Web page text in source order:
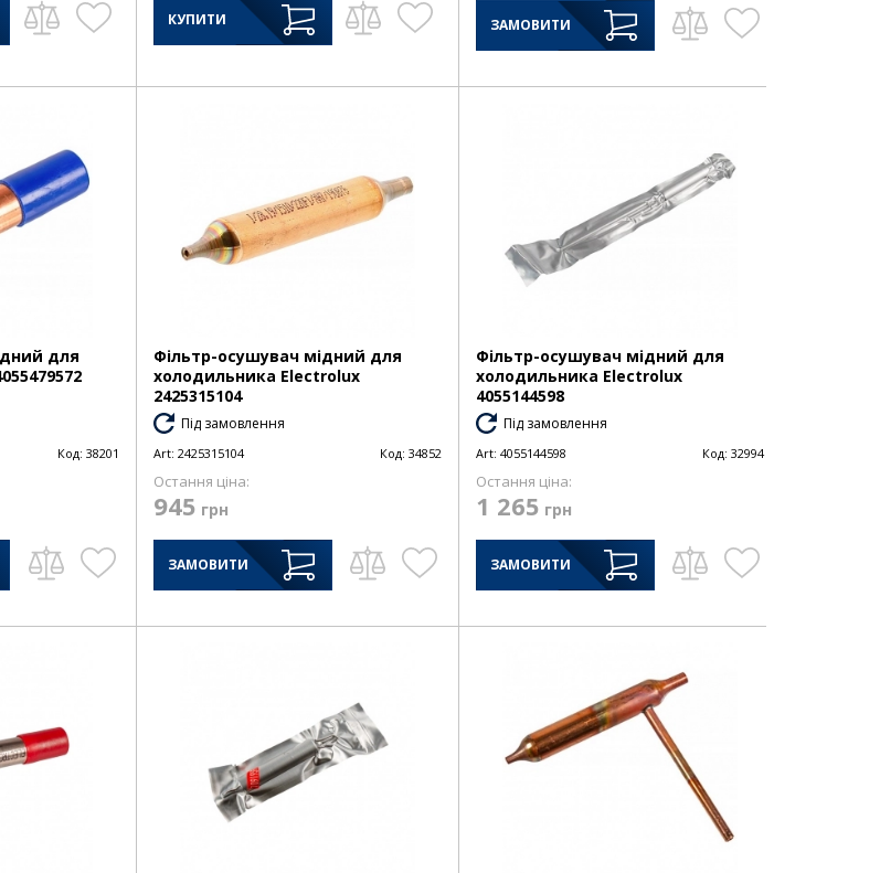
КУПИТИ ЗАМОВИТИ
для
Код: 38201
Фільтр-осушувач мідний для
холодильника Electrolux
2425315104
Під замовлення
Art: 2425315104 Код: 34852
Остання ціна:
945 грн
ЗАМОВИТИ
Фільтр-осушувач мідний для
холодильника Electrolux
4055144598
Під замовлення
Art: 4055144598 Код: 32994
Остання ціна:
1 265 грн
ЗАМОВИТИ